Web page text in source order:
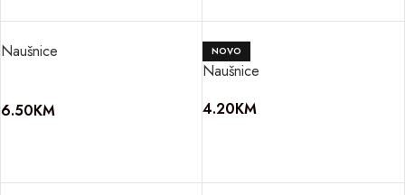
Naušnice
6.50KM
NOVO
Naušnice
4.20KM